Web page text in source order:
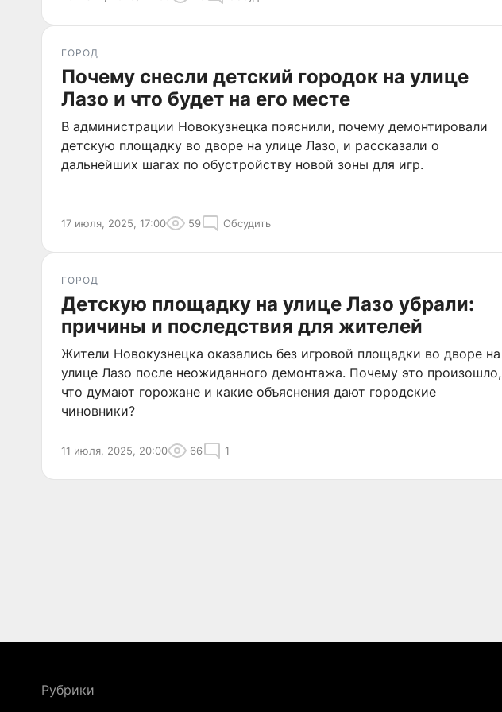
ГОРОД
Почему снесли детский городок на улице
Лазо и что будет на его месте
В администрации Новокузнецка пояснили, почему демонтировали
детскую площадку во дворе на улице Лазо, и рассказали о
дальнейших шагах по обустройству новой зоны для игр.
17 июля, 2025, 17:00 59 Обсудить
ГОРОД
Детскую площадку на улице Лазо убрали:
причины и последствия для жителей
Жители Новокузнецка оказались без игровой площадки во дворе на
улице Лазо после неожиданного демонтажа. Почему это произошло,
что думают горожане и какие объяснения дают городские
чиновники?
11 июля, 2025, 20:00 66 1
Рубрики